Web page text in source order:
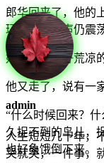
郎华回来了，他的
环和她的话声仍震
好寂寞的，好荒凉
他又走了，说有一
“什么时候回来？
久捉不到的鸟儿，
也好象饿倒下来。
admin
人生短短几十年，
哭就哭，一件事，